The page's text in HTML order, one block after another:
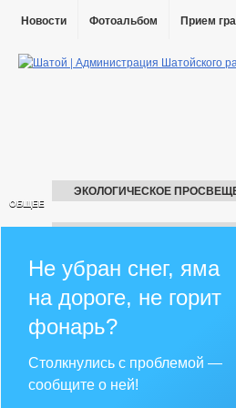
Новости Фотоальбом Прием
ОБЩЕЕ
ЭКОЛОГИЧЕСКОЕ
ИНФОРМАЦИЯ О
АДМИНИСТРАЦИЯ
КОМИССИИ КОМИССИЯ ПО ВИЧ
РАБОЧАЯ ГРУППА ПО ДНВ
КОМИССИЯ ПО ПРОФИЛАКТИКЕ
КОМИССИЯ ПО БЕЗОПАСНОСТИ
ПОРЯДОК РАБОТЫ ПО ТРУДОВЫМ
Не убран снег, яма
на дороге, не горит
фонарь?
Столкнулись с проблемой —
сообщите о ней!